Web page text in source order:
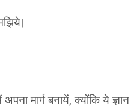
मार्ग बनायें, क्योंंकि ये ज्ञान